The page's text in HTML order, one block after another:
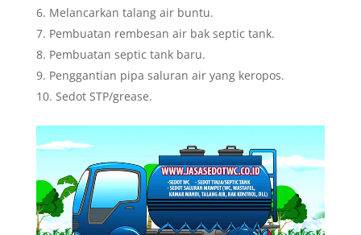
Melancarkan talang air buntu.
Pembuatan rembesan air bak septic tank.
Pembuatan septic tank baru.
Penggantian pipa saluran air yang keropos.
Sedot STP/grease.